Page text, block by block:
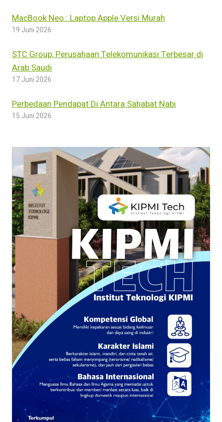
MacBook Neo : Laptop Apple Versi Murah
19 Juni 2026
STC Group, Perusahaan Telekomunikasi Terbesar di
Arab Saudi
17 Juni 2026
Perbedaan Pendapat Di Antara Sahabat Nabi
15 Juni 2026